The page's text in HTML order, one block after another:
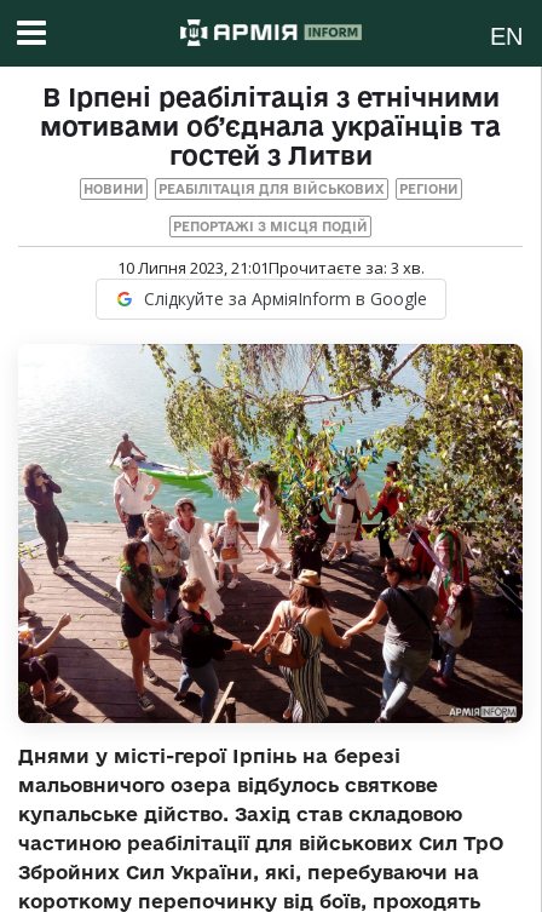
EN
В Ірпені реабілітація з етнічними
мотивами об’єднала українців та
гостей з Литви
НОВИНИ РЕАБІЛІТАЦІЯ ДЛЯ ВІЙСЬКОВИХ РЕГІОНИ
РЕПОРТАЖІ З МІСЦЯ ПОДІЙ
10 Липня 2023, 21:01Прочитаєте за: 3 хв.
Слідкуйте за АрміяInform в Google
Днями у місті-герої Ірпінь на березі
мальовничого озера відбулось святкове
купальське дійство. Захід став складовою
частиною реабілітації для військових Сил ТрО
Збройних Сил України, які, перебуваючи на
короткому перепочинку від боїв, проходять